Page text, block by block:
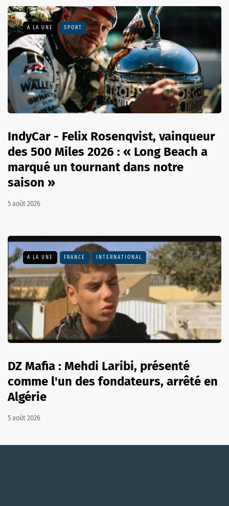
A LA UNE SPORT
IndyCar - Felix Rosenqvist, vainqueur
des 500 Miles 2026 : « Long Beach a
marqué un tournant dans notre
saison »
5 août 2026
A LA UNE FRANCE INTERNATIONAL
DZ Mafia : Mehdi Laribi, présenté
comme l'un des fondateurs, arrêté en
Algérie
5 août 2026